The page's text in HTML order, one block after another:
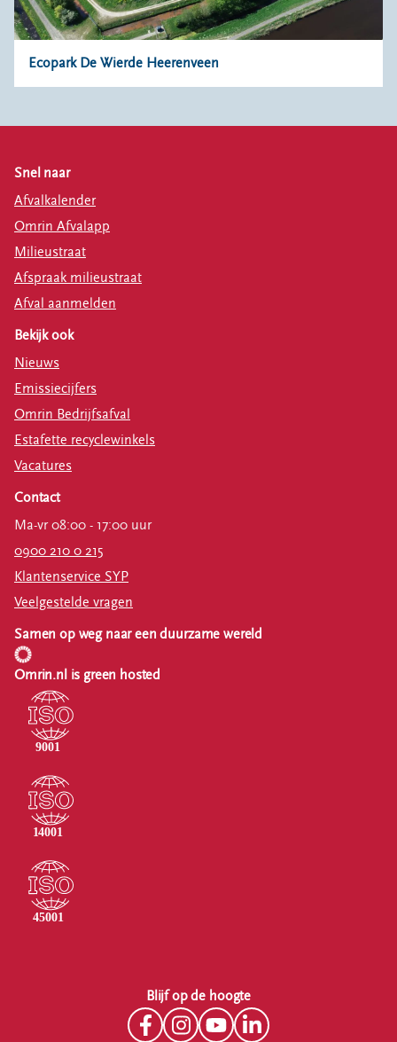
Ecopark De Wierde Heerenveen
Snel naar
Afvalkalender
Omrin Afvalapp
Milieustraat
Afspraak milieustraat
Afval aanmelden
Bekijk ook
Nieuws
Emissiecijfers
Omrin Bedrijfsafval
Estafette recyclewinkels
Vacatures
Contact
Ma-vr 08:00 - 17:00 uur
0900 210 0 215
Klantenservice SYP
Veelgestelde vragen
Samen op weg naar een duurzame wereld
Omrin.nl is green hosted
Blijf op de hoogte